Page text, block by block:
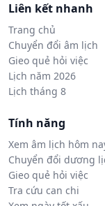
Liên kết nhanh
Trang chủ
Chuyển đổi âm lịch
Gieo quẻ hỏi việc
Lịch năm 2026
Lịch tháng 8
Tính năng
Xem âm lịch hôm
Chuyển đổi dương
Gieo quẻ hỏi việc
Tra cứu can chi